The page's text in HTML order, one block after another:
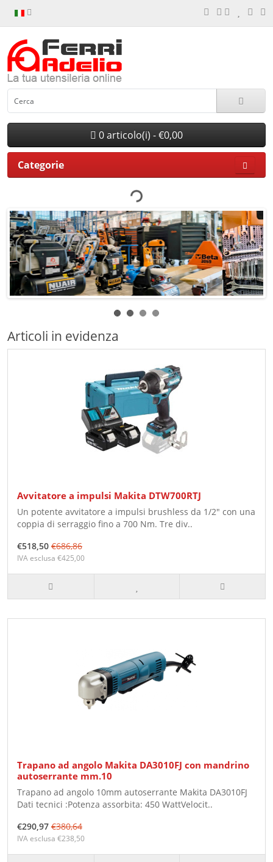
0 articolo(i) - €0,00
Categorie
Articoli in evidenza
Avvitatore a impulsi Makita DTW700RTJ
Un potente avvitatore a impulsi brushless da 1/2" con una
coppia di serraggio fino a 700 Nm. Tre div..
€518,50 €686,86
IVA esclusa €425,00
Trapano ad angolo Makita DA3010FJ con mandrino
autoserrante mm.10
Trapano ad angolo 10mm autoserrante Makita DA3010FJ
Dati tecnici :Potenza assorbita: 450 WattVelocit..
€290,97 €380,64
IVA esclusa €238,50